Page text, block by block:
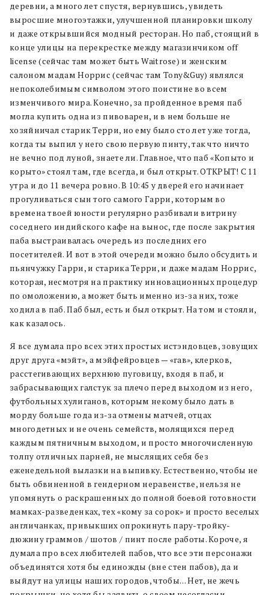
деревни, а много лет спустя, вернувшись, увидеть
выросшие многоэтажки, улучшенной планировки школу
и даже открывшийся модный ресторан. Но паб, стоящий в
конце улицы на перекрестке между магазинчиком off
license (сейчас там может быть Waitrose) и женским
салоном мадам Норрис (сейчас там Tony&Guy) являлся
непоколебимым символом этого поистине во всем
изменчивого мира. Конечно, за пройденное время паб
могла купить одна из пивоварен, и в нем больше не
хозяйничал старик Терри, но ему было сто лет уже тогда,
когда ты выпил у него свою первую пинту, так что ничто
не вечно под луной, знаете ли. Главное, что паб «Копыто и
корыто» стоял там, где всегда, и был открыт. ОТКРЫТ! С 11
утра и до 11 вечера ровно. В 10:45 у дверей его начинает
прогуливаться сын того самого Гарри, которым во
времена твоей юности регулярно разбивали витрину
соседнего индийского кафе на вынос, где после закрытия
паба выстраивалась очередь из последних его
посетителей. И вот в этой очереди можно было обсудить и
пьянчужку Гарри, и старика Терри, и даже мадам Норрис,
которая, несмотря на практику инновационных процедур
по омоложению, а может быть именно из-за них, тоже
ходила в паб. Паб был, есть и был открыт. На том и стояли,
как казалось.
Я все думала про всех этих простых истэндовцев, зовущих
друг друга «мэйт», а мэйфейровцев — «гав», клерков,
расстегивающих верхнюю пуговицу, входя в паб, и
забрасывающих галстук за плечо перед выходом из него,
футбольных хулиганов, которым некому было дать в
морду больше года из-за отмены матчей, отцах
многодетных и не очень семейств, молящихся перед
каждым пятничным выходом, и просто многочисленную
толпу отличных парней, не мыслящих себя без
еженедельной вылазки на выпивку. Естественно, чтобы не
быть обвиненной в гендерном неравенстве, нельзя не
упомянуть о раскрашенных до полной боевой готовности
мамках-разведенках, тех «кому за сорок» и просто веселых
англичанках, привыкших опрокинуть пару-тройку-
дюжину граммов / шотов / пинт после работы. Короче, я
думала про всех любителей пабов, что все эти персонажи
объединятся хотя бы единожды (вне стен пабов), да и
выйдут на улицы наших городов, чтобы… Нет, не жечь